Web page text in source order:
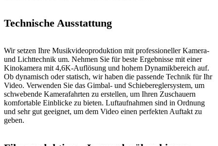
Technische Ausstattung
Wir setzen Ihre Musikvideoproduktion mit professioneller Kamera-
und Lichttechnik um. Nehmen Sie für beste Ergebnisse mit einer
Kinokamera mit 4,6K-Auflösung und hohem Dynamikbereich auf.
Ob dynamisch oder statisch, wir haben die passende Technik für Ihr
Video. Verwenden Sie das Gimbal- und Schiebereglersystem, um
schwebende Kamerafahrten zu erstellen, um Ihren Zuschauern
komfortable Einblicke zu bieten. Luftaufnahmen sind in Ordnung
und sehr gut geeignet, um dem Video einen perfekten Auftakt zu
geben.